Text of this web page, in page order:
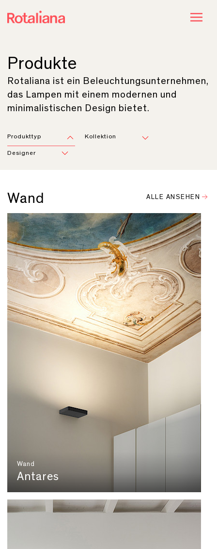
Produkte
Rotaliana ist ein Beleuchtungsunternehmen,
das Lampen mit einem modernen und
minimalistischen Design bietet.
Produkttyp Kollektion
Designer
Wand ALLE ANSEHEN
Wand
Antares